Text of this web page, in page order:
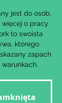
jest do osób,
o pracy
to swoista
którego
zapach